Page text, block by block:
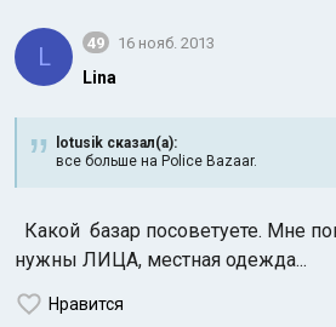
L 49 16 нояб. 2013
Lina
lotusik сказал(а):
все больше на Police Bazaar.
Какой базар посоветуете. Мне
нужны ЛИЦА, местная одежда...
Нравится